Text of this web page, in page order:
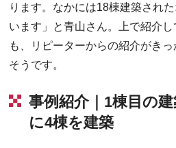
ります。なかには18棟建築され
います」と青山さん。上で紹介
も、リピーターからの紹介がき
そうです。
事例紹介｜1棟目の
に4棟を建築